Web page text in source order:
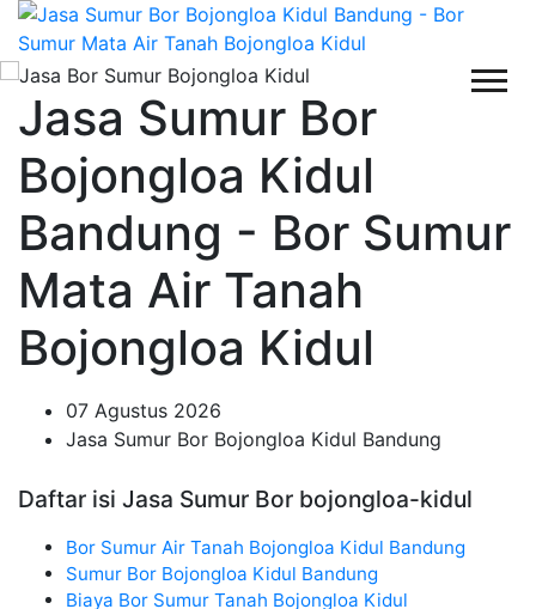
Jasa Sumur Bor
Bojongloa Kidul
Bandung - Bor Sumur
Mata Air Tanah
Bojongloa Kidul
07 Agustus 2026
Jasa Sumur Bor Bojongloa Kidul Bandung
Daftar isi Jasa Sumur Bor bojongloa-kidul
Bor Sumur Air Tanah Bojongloa Kidul Bandung
Sumur Bor Bojongloa Kidul Bandung
Biaya Bor Sumur Tanah Bojongloa Kidul